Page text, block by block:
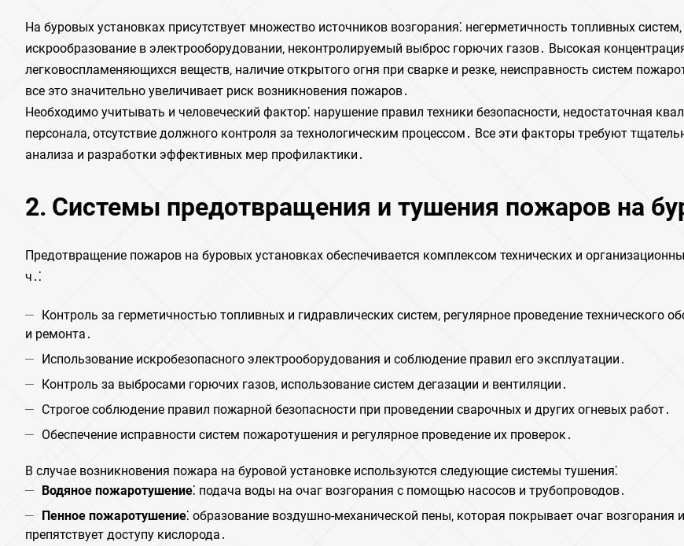
На буровых установках присутствует множество источников возгорания⁚ негерметичность топливных систем‚
искрообразование в электрооборудовании‚ неконтролируемый выброс горючих газов․ Высокая
легковоспламеняющихся веществ‚ наличие открытого огня при сварке и резке‚ неисправность систем
все это значительно увеличивает риск возникновения пожаров․
Необходимо учитывать и человеческий фактор⁚ нарушение правил техники безопасности‚ недостаточная
персонала‚ отсутствие должного контроля за технологическим процессом․ Все эти факторы требуют
анализа и разработки эффективных мер профилактики․
2․ Системы предотвращения и тушения пожаров на
Предотвращение пожаров на буровых установках обеспечивается комплексом технических и
ч․⁚
Контроль за герметичностью топливных и гидравлических систем‚ регулярное проведение технического
и ремонта․
Использование искробезопасного электрооборудования и соблюдение правил его эксплуатации․
Контроль за выбросами горючих газов‚ использование систем дегазации и вентиляции․
Строгое соблюдение правил пожарной безопасности при проведении сварочных и других огневых работ․
Обеспечение исправности систем пожаротушения и регулярное проведение их проверок․
В случае возникновения пожара на буровой установке используются следующие системы тушения⁚
Водяное пожаротушение⁚ подача воды на очаг возгорания с помощью насосов и трубопроводов․
Пенное пожаротушение⁚ образование воздушно-механической пены‚ которая покрывает очаг возгорания и
препятствует доступу кислорода․